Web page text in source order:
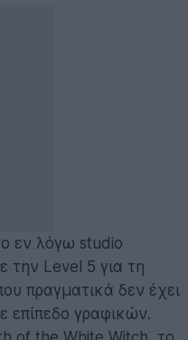
εν λόγω studio
την Level 5 για τη
πραγματικά δεν έχει
επίπεδο γραφικών.